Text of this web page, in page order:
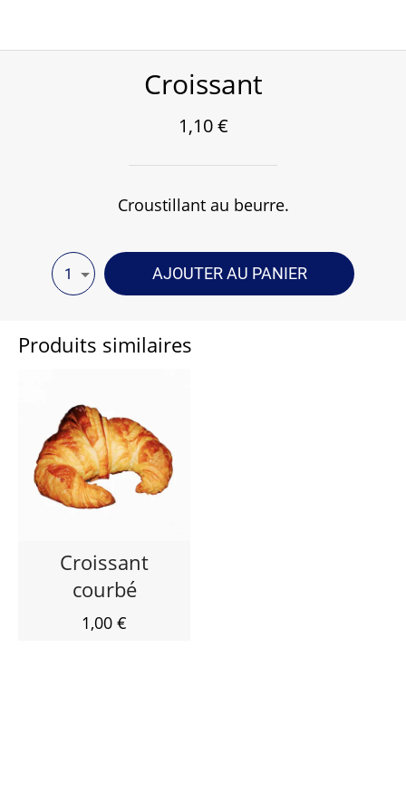
Croissant
1,10 €
Croustillant au beurre.
1 AJOUTER AU PANIER
Produits similaires
Croissant
courbé
1,00 €